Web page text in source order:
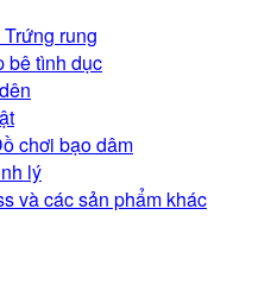
rung
bê tình dục
chơi bạo dâm
lý
và các sản phẩm khác